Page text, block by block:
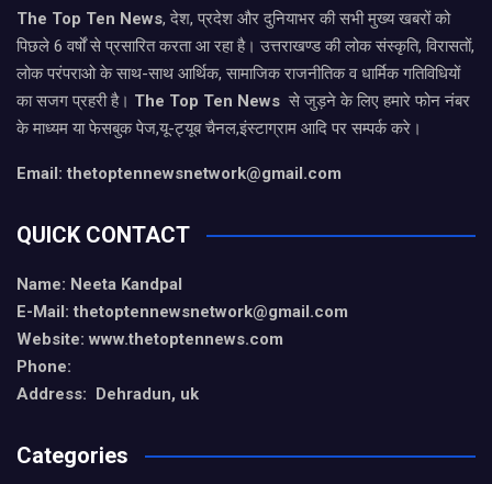
The Top Ten News, देश, प्रदेश और दुनियाभर की सभी मुख्य खबरों को
पिछले 6 वर्षों से प्रसारित करता आ रहा है। उत्तराखण्ड की लोक संस्कृति, विरासतों,
लोक परंपराओ के साथ-साथ आर्थिक, सामाजिक राजनीतिक व धार्मिक गतिविधियों
का सजग प्रहरी है। The Top Ten News से जुड़ने के लिए हमारे फोन नंबर
के माध्यम या फेसबुक पेज,यू-ट्यूब चैनल,इंस्टाग्राम आदि पर सम्पर्क करे।
Email: thetoptennewsnetwork@gmail.com
QUICK CONTACT
Name: Neeta Kandpal
E-Mail: thetoptennewsnetwork@gmail.com
Website: www.thetoptennews.com
Phone:
Address: Dehradun, uk
Categories